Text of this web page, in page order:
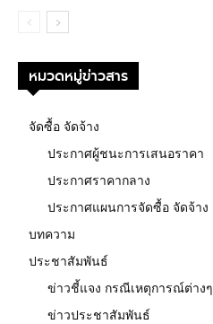
หมวดหมู่ข่าวสาร
จัดซื้อ จัดจ้าง
ประกาศผู้ชนะการเสนอราคา
ประกาศราคากลาง
ประกาศแผนการจัดซื้อ จัดจ้าง
บทความ
ประชาสัมพันธ์
ข่าวชี้แจง กรณีเหตุการณ์ต่างๆ
ข่าวประชาสัมพันธ์